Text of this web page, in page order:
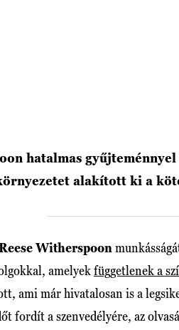
hatalmas
alakított ki a
Witherspoon
amelyekfüggetlenek a
ami már hivatalosan is a
fordít a szenvedélyére, az